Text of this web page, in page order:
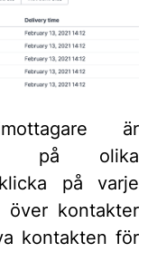
är
på olika
på varje
kontakter
kontakten för